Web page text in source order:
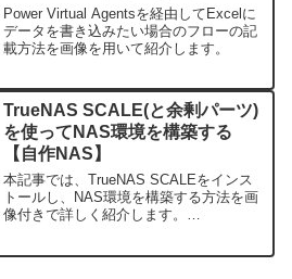
Power Virtual Agentsを経由してExcelに
データを書き込みたい場合のフローの記
載方法を画像を用いて紹介します。
TrueNAS SCALE(と余剰パーツ)
を使ってNAS環境を構築する
【自作NAS】
本記事では、TrueNAS SCALEをインス
トールし、NAS環境を構築する方法を画
像付きで詳しく紹介します。